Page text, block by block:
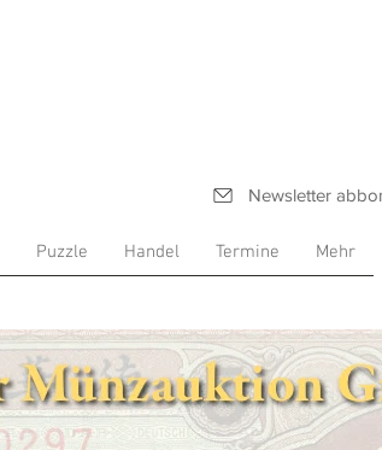
Newsletter
Puzzle Handel Termine Mehr